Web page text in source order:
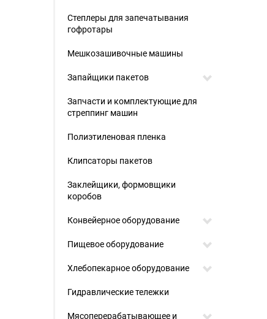
Степлеры для запечатывания
гофротары
Мешкозашивочные машины
Запайщики пакетов
Запчасти и комплектующие для
стреппинг машин
Полиэтиленовая пленка
Клипсаторы пакетов
Заклейщики, формовщики
коробов
Конвейерное оборудование
Пищевое оборудование
Хлебопекарное оборудование
Гидравлические тележки
Мясоперерабатывающее и